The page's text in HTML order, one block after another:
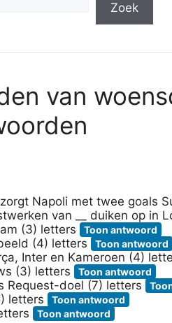
Zoek
van
Napoli met twee goals
van __ duiken op in
(3) letters Toon antwoord
(4) letters Toon antwoord
Inter en Kameroen (4)
(3) letters Toon antwoord
Request-doel (7) letters
letters Toon antwoord
Toon antwoord